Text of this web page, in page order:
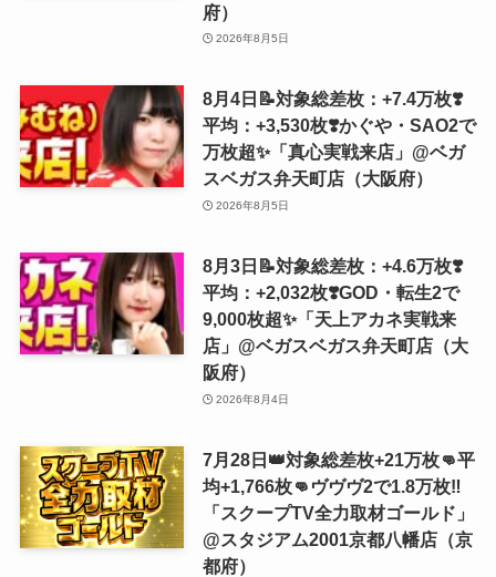
府）
2026年8月5日
8月4日📝対象総差枚：+7.4万枚❣️
平均：+3,530枚❣️かぐや・SAO2で
万枚超✨「真心実戦来店」@ベガ
スベガス弁天町店（大阪府）
2026年8月5日
8月3日📝対象総差枚：+4.6万枚❣️
平均：+2,032枚❣️GOD・転生2で
9,000枚超✨「天上アカネ実戦来
店」@ベガスベガス弁天町店（大
阪府）
2026年8月4日
7月28日👑対象総差枚+21万枚👊平
均+1,766枚👊ヴヴヴ2で1.8万枚‼️
「スクープTV全力取材ゴールド」
@スタジアム2001京都八幡店（京
都府）